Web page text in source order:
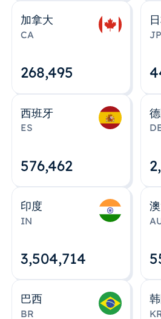
加拿大
CA
268,495
JP
西班牙
ES
576,463
印度
IN
3,504,715
巴西
BR